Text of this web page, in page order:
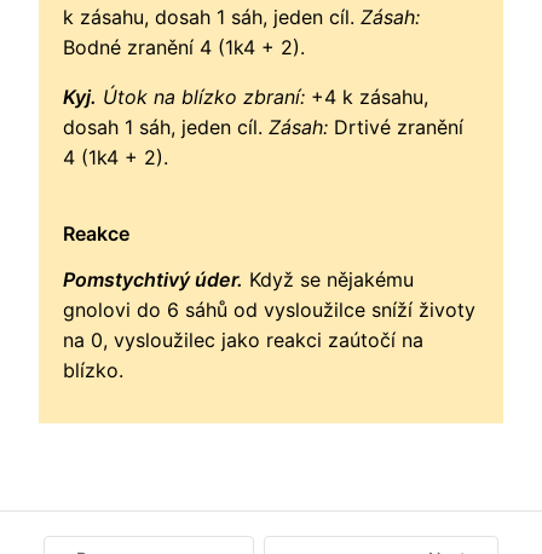
k zásahu, dosah 1 sáh, jeden cíl. Zásah:
Bodné zranění 4 (1k4 + 2).
Kyj. Útok na blízko zbraní: +4 k zásahu,
dosah 1 sáh, jeden cíl. Zásah: Drtivé zranění
4 (1k4 + 2).
Reakce
Pomstychtivý úder. Když se nějakému
gnolovi do 6 sáhů od vysloužilce sníží životy
na 0, vysloužilec jako reakci zaútočí na
blízko.